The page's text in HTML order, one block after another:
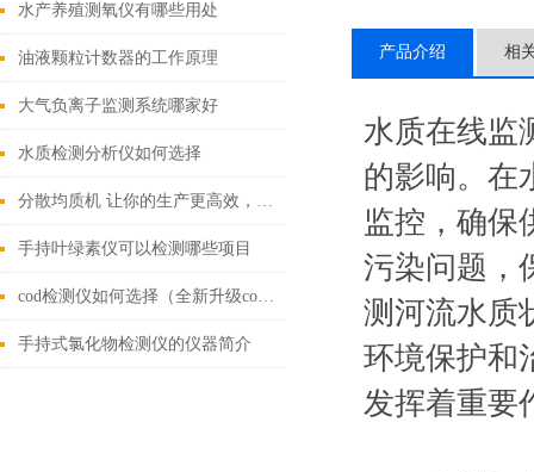
水产养殖测氧仪有哪些用处
油液颗粒计数器的工作原理
大气负离子监测系统哪家好
水质检测分析仪如何选择
分散均质机 让你的生产更高效，更省心！
手持叶绿素仪可以检测哪些项目
cod检测仪如何选择（全新升级cod检测仪）
手持式氯化物检测仪的仪器简介
产品介绍 相
水质在线监
的影响。在
监控，确保
污染问题，
测河流水质
环境保护和
发挥着重要